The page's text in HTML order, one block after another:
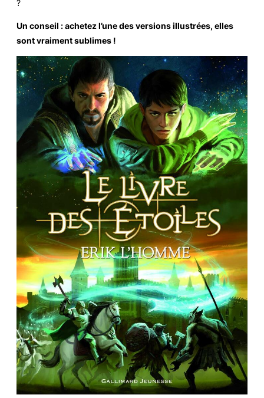
?
Un conseil : achetez l’une des versions illustrées, elles
sont vraiment sublimes !